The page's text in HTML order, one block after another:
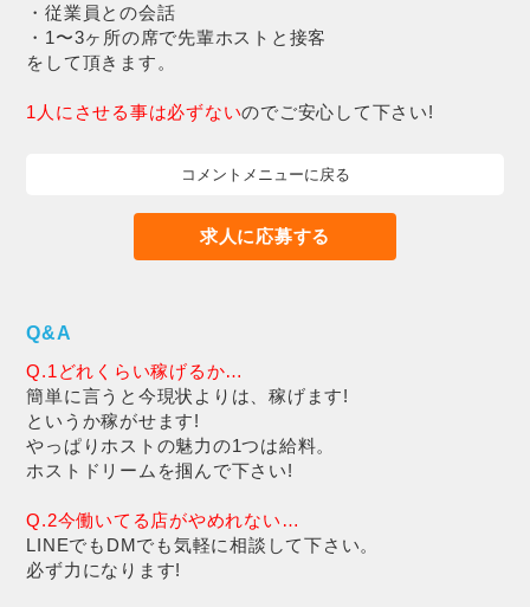
・従業員との会話
・1〜3ヶ所の席で先輩ホストと接客
をして頂きます。
1人にさせる事は必ずないのでご安心して下さい!
コメントメニューに戻る
求人に応募する
Q&A
Q.1どれくらい稼げるか…
簡単に言うと今現状よりは、稼げます!
というか稼がせます!
やっぱりホストの魅力の1つは給料。
ホストドリームを掴んで下さい!
Q.2今働いてる店がやめれない…
LINEでもDMでも気軽に相談して下さい。
必ず力になります!